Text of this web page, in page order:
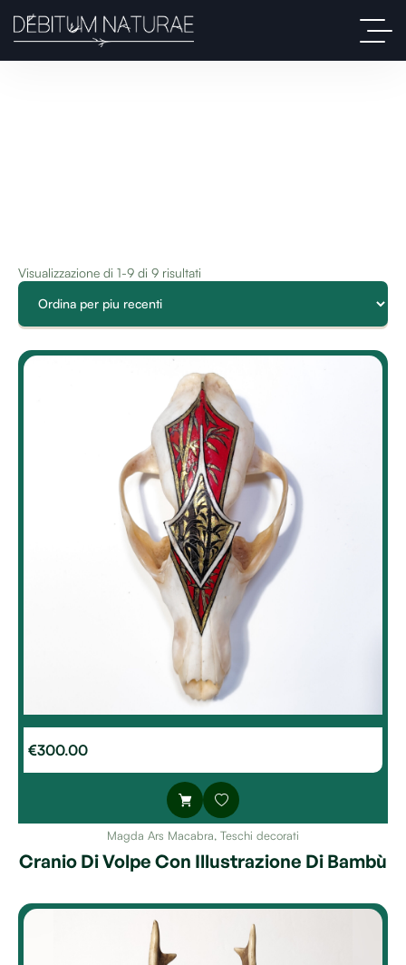
Visualizzazione di 1-9 di 9 risultati
€300.00
Magda Ars Macabra, Teschi decorati
Cranio Di Volpe Con Illustrazione Di Bambù